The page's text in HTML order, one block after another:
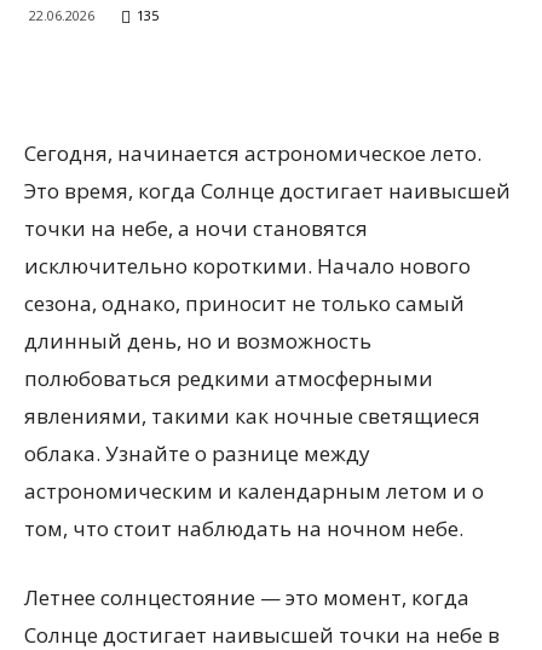
22.06.2026 135
Сегодня, начинается астрономическое лето.
Это время, когда Солнце достигает наивысшей
точки на небе, а ночи становятся
исключительно короткими. Начало нового
сезона, однако, приносит не только самый
длинный день, но и возможность
полюбоваться редкими атмосферными
явлениями, такими как ночные светящиеся
облака. Узнайте о разнице между
астрономическим и календарным летом и о
том, что стоит наблюдать на ночном небе.
Летнее солнцестояние — это момент, когда
Солнце достигает наивысшей точки на небе в